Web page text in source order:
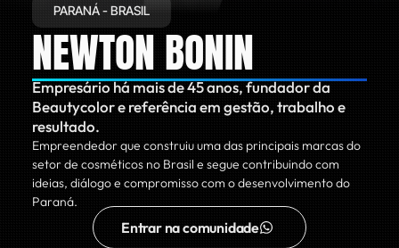
PARANÁ - BRASIL
NEWTON BONIN
Empresário há mais de 45 anos, fundador da
Beautycolor e referência em gestão, trabalho e
resultado.
Empreendedor que construiu uma das principais marcas do
setor de cosméticos no Brasil e segue contribuindo com
ideias, diálogo e compromisso com o desenvolvimento do
Paraná.
Entrar na comunidade